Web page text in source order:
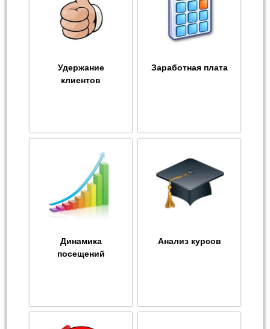
Удержание
клиентов
Заработная плата
Динамика
посещений
Анализ курсов